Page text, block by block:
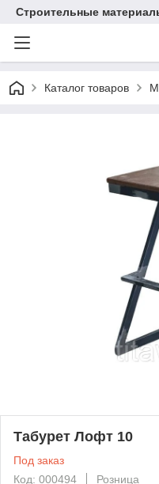
Строительные
Каталог товаров
Табурет Лофт 10
Под заказ
Код: 000494
Розница